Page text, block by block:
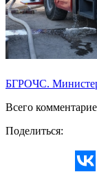
БГРОЧС.
Всего
Поделиться: